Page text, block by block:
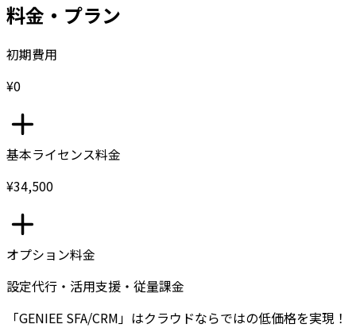
料金・プラン
初期費用
¥0
基本ライセンス料金
¥34,500
オプション料金
設定代行・活用支援・従量課金
「GENIEE SFA/CRM」はクラウドならではの低価格を実現！